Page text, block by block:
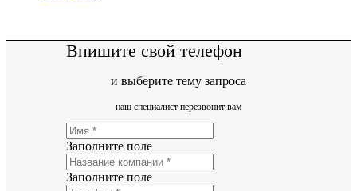
Впишите свой телефон
и выберите тему запроса
наш специалист перезвонит вам
Заполните поле
Заполните поле